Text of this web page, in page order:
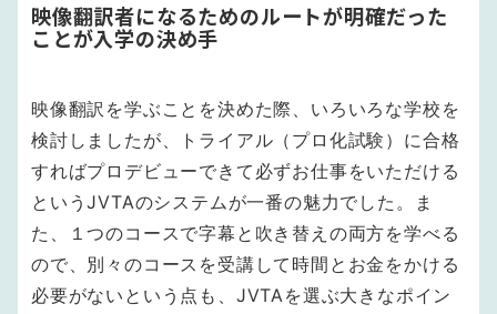
映像翻訳者になるためのルートが明確だった
ことが入学の決め手
映像翻訳を学ぶことを決めた際、いろいろな学校を
検討しましたが、トライアル（プロ化試験）に合格
すればプロデビューできて必ずお仕事をいただける
というJVTAのシステムが一番の魅力でした。ま
た、１つのコースで字幕と吹き替えの両方を学べる
ので、別々のコースを受講して時間とお金をかける
必要がないという点も、JVTAを選ぶ大きなポイン